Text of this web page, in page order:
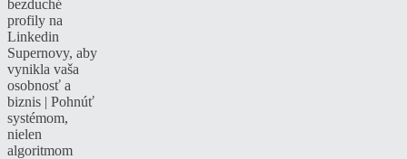
bezduché
profily na
Linkedin
Supernovy, aby
vynikla vaša
osobnosť a
biznis | Pohnúť
systémom,
nielen
algoritmom